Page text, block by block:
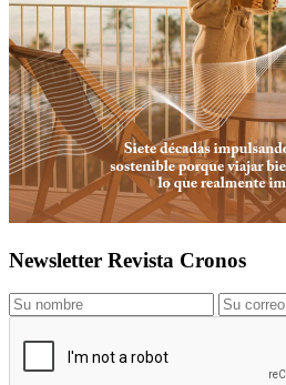
Newsletter Revista Cronos